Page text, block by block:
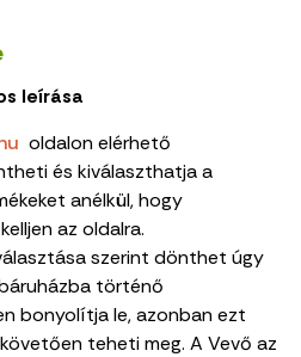
leírása
oldalon elérhető
és kiválaszthatja a
anélkül, hogy
az oldalra.
szerint dönthet úgy
történő
bonyolítja le, azonban ezt
teheti meg. A Vevő az